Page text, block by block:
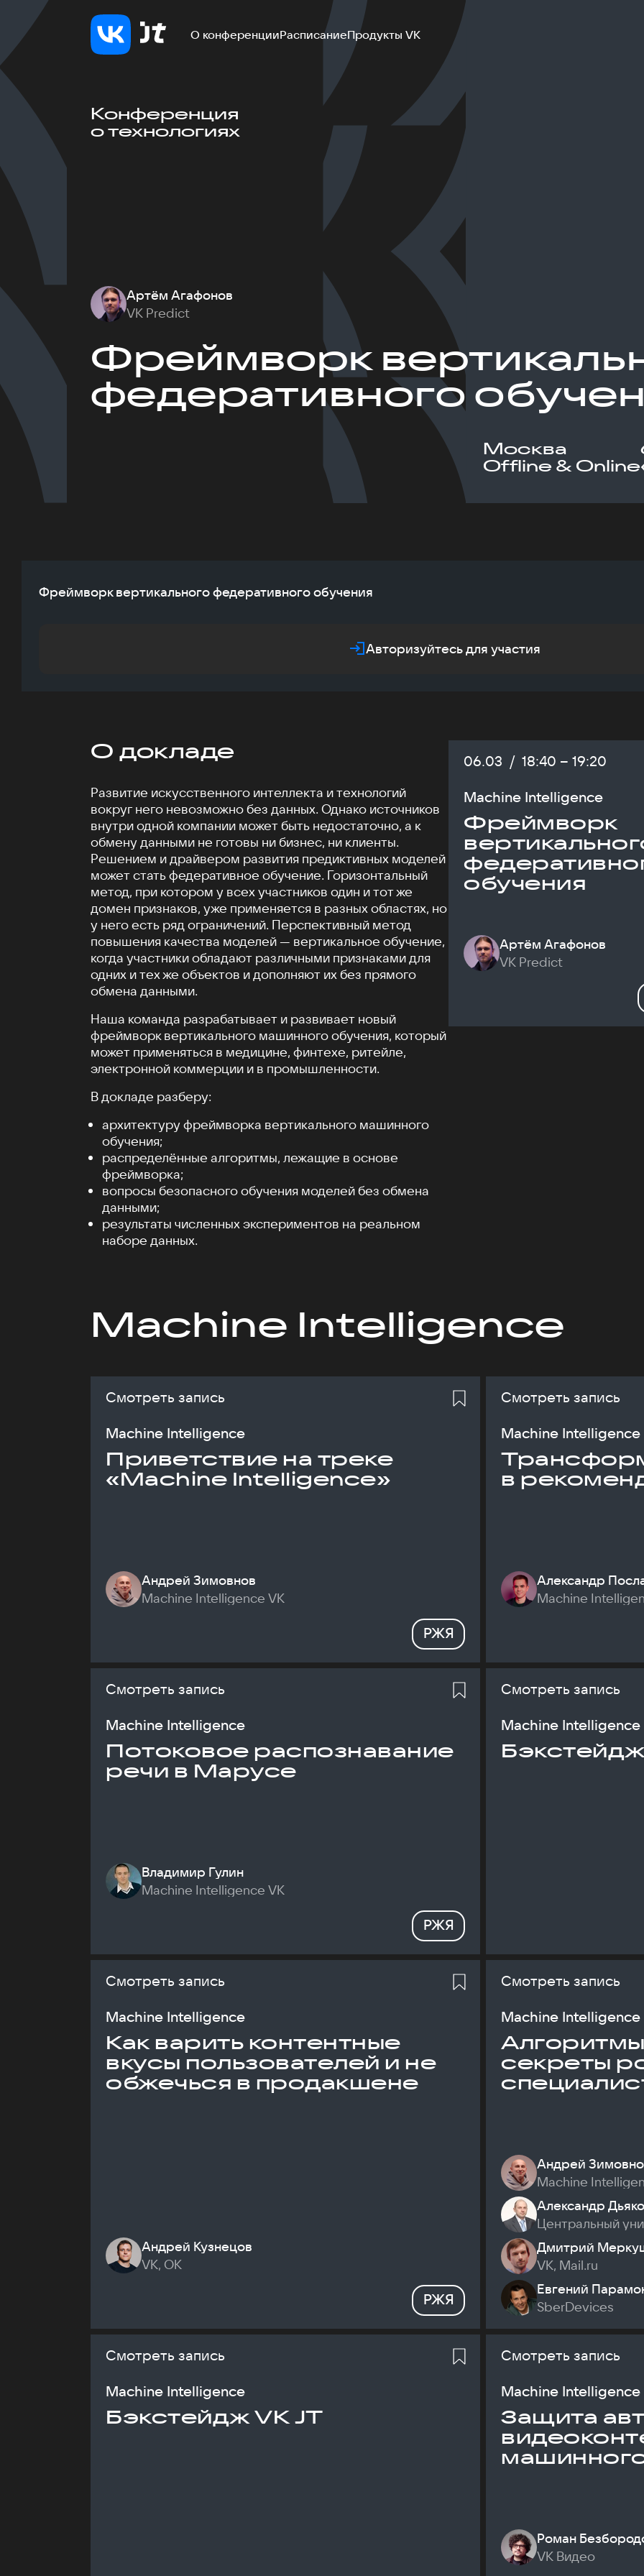
О конференцииРасписаниеПродукты VK
Конференция
о технологиях
Артём Агафонов
VK Predict
Фреймворк
федеративного
Москва
Offline & Online
Фреймворк вертикального федеративного обучения
Авторизуйтесь для участия
О докладе
Развитие искусственного интеллекта и технологий
вокруг него невозможно без данных. Однако источников
внутри одной компании может быть недостаточно, а к
обмену данными не готовы ни бизнес, ни клиенты.
Решением и драйвером развития предиктивных моделей
может стать федеративное обучение. Горизонтальный
метод, при котором у всех участников один и тот же
домен признаков, уже применяется в разных областях, но
у него есть ряд ограничений. Перспективный метод
повышения качества моделей — вертикальное обучение,
когда участники обладают различными признаками для
одних и тех же объектов и дополняют их без прямого
обмена данными.
Наша команда разрабатывает и развивает новый
фреймворк вертикального машинного обучения, который
может применяться в медицине, финтехе, ритейле,
электронной коммерции и в промышленности.
В докладе разберу:
архитектуру фреймворка вертикального машинного
обучения;
распределённые алгоритмы, лежащие в основе
фреймворка;
вопросы безопасного обучения моделей без обмена
данными;
результаты численных экспериментов на реальном
наборе данных.
Дата:
06.03 / Начало:
18:40 – Конец:
19:20
Machine Intelligence
Фреймворк
обучения
Артём Агафонов
VK Predict
Machine Intelligence
Смотреть запись
Machine Intelligence
Приветствие на треке
«Machine Intelligence»
Андрей Зимовнов
Machine Intelligence VK
РЖЯ
Смотреть запись
Machine Intelligence
в
Александр
Machine
Смотреть запись
Machine Intelligence
Потоковое распознавание
речи в Марусе
Владимир Гулин
Machine Intelligence VK
РЖЯ
Смотреть запись
Machine Intelligence
Бэкстейдж
Смотреть запись
Machine Intelligence
Как варить контентные
вкусы пользователей и не
обжечься в продакшене
Андрей Кузнецов
VK, ОК
РЖЯ
Смотреть запись
Machine Intelligence
секреты
Андрей
Machine
Александр
Центральный
Дмитрий
VK, Mail.ru
Евгений
SberDevices
Смотреть запись
Machine Intelligence
Бэкстейдж VK JT
Смотреть запись
Machine Intelligence
Защита
Роман
VK Видео